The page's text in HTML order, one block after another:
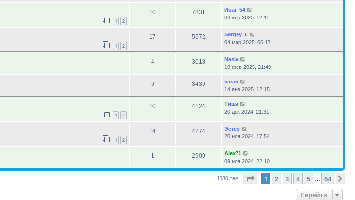
1 2
10 7831
Иван 54
06 апр 2025, 12:11
1 2
17 5572
Sergey_L
04 мар 2025, 06:17
4 3018
Nasie
10 фев 2025, 21:49
9 3439
varan
14 янв 2025, 12:15
1 2
10 4124
Тиша
20 дек 2024, 21:31
1 2
14 4274
Эстер
20 ноя 2024, 17:54
1 2909
Alex71
09 ноя 2024, 22:10
1580 тем Страница1 из 64
1 2 3 4 5 64
Перейти